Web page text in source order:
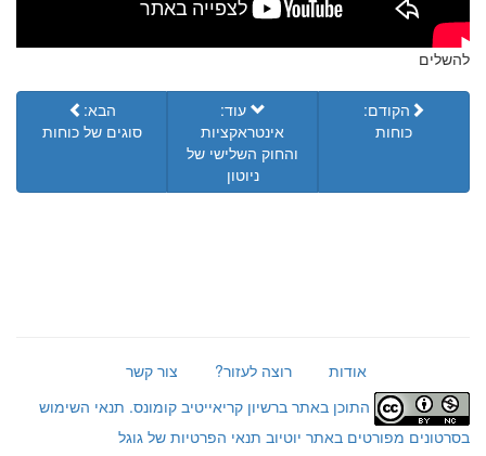
להשלים
הקודם:
כוחות
עוד:
אינטראקציות
והחוק השלישי של
ניוטון
הבא:
סוגים של כוחות
אודות רוצה לעזור?
צור קשר
התוכן באתר ברשיון קריאייטיב קומונס. תנאי השימוש
בסרטונים מפורטים באתר יוטיוב תנאי הפרטיות של גוגל